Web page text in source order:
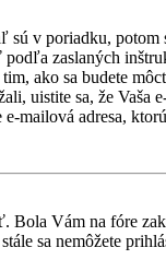
v poriadku,
zaslaných
ako sa budete
uistite sa, že
adresa,
Bola Vám na fóre
sa nemôžete